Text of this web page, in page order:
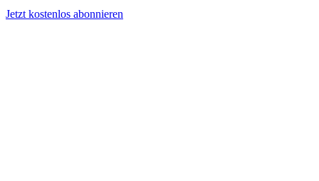
Jetzt kostenlos abonnieren